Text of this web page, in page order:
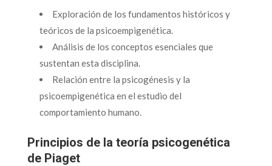
Exploración de los fundamentos históricos y
teóricos de la psicoempigenética.
Análisis de los conceptos esenciales que
sustentan esta disciplina.
Relación entre la psicogénesis y la
psicoempigenética en el estudio del
comportamiento humano.
Principios de la teoría psicogenética
de Piaget